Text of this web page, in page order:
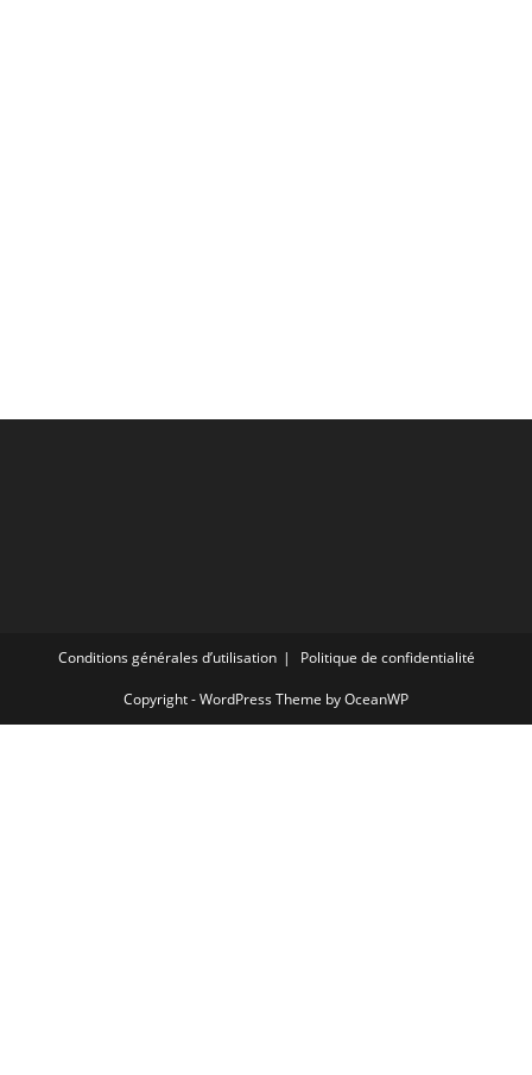
Conditions générales d’utilisation Politique de confidentialité
Copyright - WordPress Theme by OceanWP